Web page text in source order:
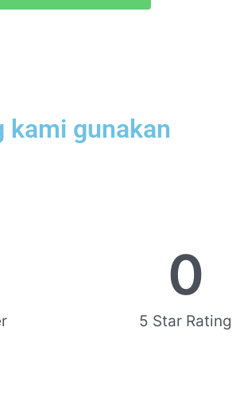
kami gunakan
5 Star Rating
0